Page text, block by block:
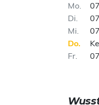
Mo
Di
Mi
Do
Fr